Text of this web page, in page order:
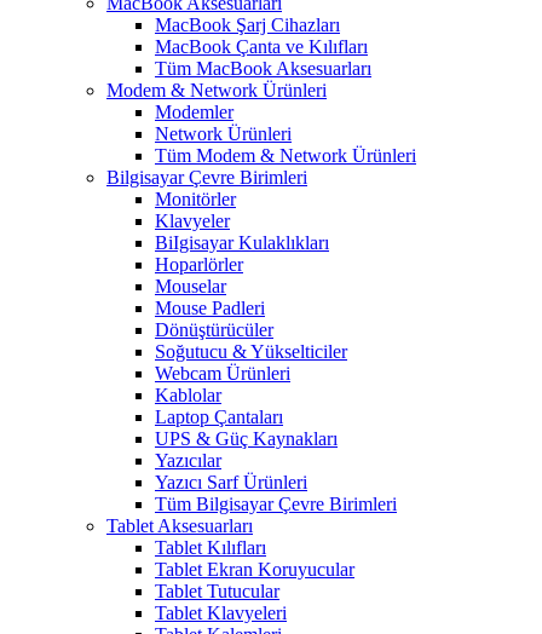
MacBook Şarj Cihazları
MacBook Çanta ve Kılıfları
Tüm MacBook Aksesuarları
Modem & Network Ürünleri
Modemler
Network Ürünleri
Tüm Modem & Network Ürünleri
Bilgisayar Çevre Birimleri
Monitörler
Klavyeler
BiIgisayar Kulaklıkları
Hoparlörler
Mouselar
Mouse Padleri
Dönüştürücüler
Soğutucu & Yükselticiler
Webcam Ürünleri
Kablolar
Laptop Çantaları
UPS & Güç Kaynakları
Yazıcılar
Yazıcı Sarf Ürünleri
Tüm Bilgisayar Çevre Birimleri
Tablet Aksesuarları
Tablet Kılıfları
Tablet Ekran Koruyucular
Tablet Tutucular
Tablet Klavyeleri